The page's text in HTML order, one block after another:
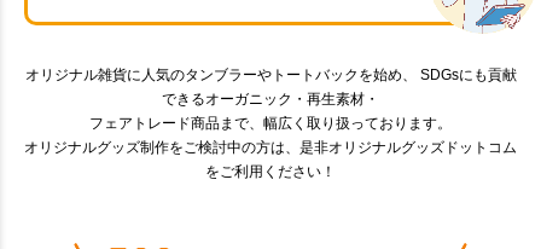
オリジナル雑貨に人気のタンブラーやトートバックを始め、 SDGsにも貢献
できるオーガニック・再生素材・
フェアトレード商品まで、幅広く取り扱っております。
オリジナルグッズ制作をご検討中の方は、是非オリジナルグッズドットコム
をご利用ください！